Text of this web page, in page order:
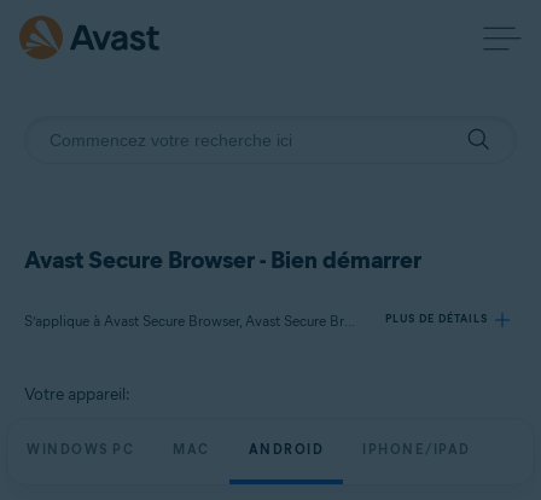
Avast Secure Browser - Bien démarrer
S’applique à Avast Secure Browser, Avast Secure Browser PRO PLUS DE DÉTAILS
Avast Secure Browser
Votre appareil:
WINDOWS PC MAC ANDROID IPHONE/IPAD